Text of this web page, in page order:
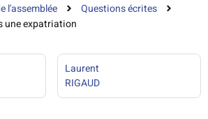
l'assemblée
Questions écrites
une expatriation
Laurent
RIGAUD